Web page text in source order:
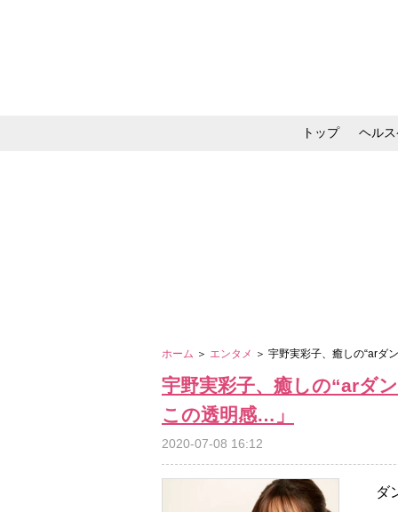
トップ ヘル
ホーム ＞ エンタメ ＞ 宇野実彩子、癒しの“arダ
宇野実彩子、癒しの“arダ
この透明感…」
2020-07-08 16:12
ダ